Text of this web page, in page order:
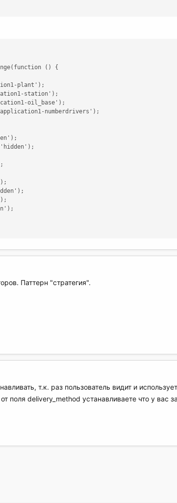
() {
plant');
station');
oil_base');
numberdrivers');
Паттерн "стратегия".
т.к. раз пользователь видит и
поля delivery_method устанавливаете что у вас